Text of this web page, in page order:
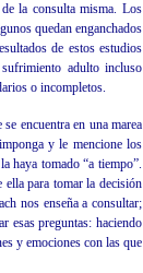
la consulta misma. Los
quedan enganchados
de estos estudios
adulto incluso
o incompletos.
encuentra en una marea
y le mencione los
haya tomado “a tiempo”.
ella para tomar la decisión
nos enseña a consultar;
esas preguntas: haciendo
y emociones con las que